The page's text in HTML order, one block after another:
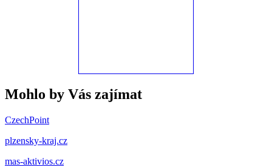
Mohlo by Vás zajímat
CzechPoint
plzensky-kraj.cz
mas-aktivios.cz